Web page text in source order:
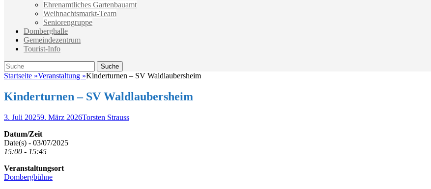
Ehrenamtliches Gartenbauamt
Weihnachtsmarkt-Team
Seniorengruppe
Domberghalle
Gemeindezentrum
Tourist-Info
Suche
Suche
nach:
Startseite »Veranstaltung »Kinderturnen – SV Waldlaubersheim
Kinderturnen – SV Waldlaubersheim
Veröffentlicht
3. Juli 20259. März 2026Autor
Torsten Strauss
Datum/Zeit
Date(s) - 03/07/2025
15:00 - 15:45
Veranstaltungsort
Dombergbühne